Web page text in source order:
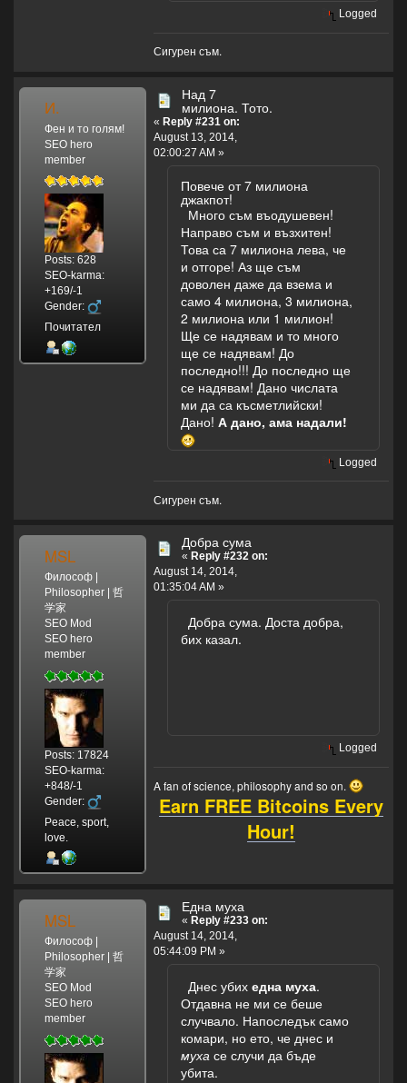
Logged
Сигурен съм.
И.
Фен и то голям!
SEO hero
member
Posts: 628
SEO-karma:
+169/-1
Gender:
Почитател
Над 7
милиона. Тото.
« Reply #231 on:
August 13, 2014,
02:00:27 AM »
Повече от 7 милиона
джакпот!
Много съм въодушевен!
Направо съм и възхитен!
Това са 7 милиона лева, че
и отгоре! Аз ще съм
доволен даже да взема и
само 4 милиона, 3 милиона,
2 милиона или 1 милион!
Ще се надявам и то много
ще се надявам! До
последно!!! До последно ще
се надявам! Дано числата
ми да са късметлийски!
Дано! А дано, ама надали!
Logged
Сигурен съм.
MSL
Философ |
Philosopher | 哲
学家
SEO Mod
SEO hero
member
Posts: 17824
SEO-karma:
+848/-1
Gender:
Peace, sport,
love.
Добра сума
« Reply #232 on:
August 14, 2014,
01:35:04 AM »
Добра сума. Доста добра,
бих казал.
Logged
A fan of science, philosophy and so on.
Earn FREE Bitcoins Every
Hour!
MSL
Философ |
Philosopher | 哲
学家
SEO Mod
SEO hero
member
Една муха
« Reply #233 on:
August 14, 2014,
05:44:09 PM »
Днес убих една муха.
Отдавна не ми се беше
случвало. Напоследък само
комари, но ето, че днес и
муха се случи да бъде
убита.